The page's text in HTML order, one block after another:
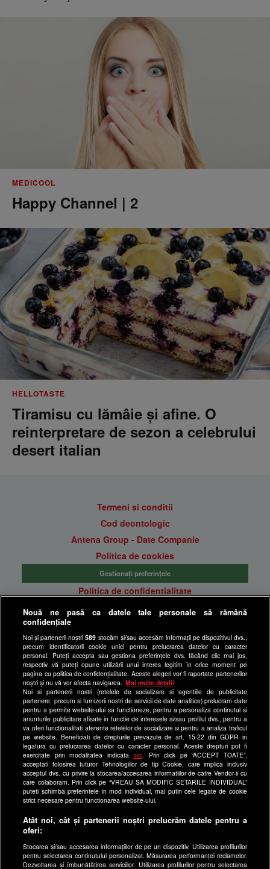
MEDICOOL
Happy Channel | 2
HELLOTASTE
Tiramisu cu lămâie și afine. O
reinterpretare de sezon a celebrului
desert italian
Termeni si conditii
Cod deontologic
Antena Group - Date Companie
Politica de cookies
Gestionați preferințele
Politica de confidentialitate
Anunturi gratuite pe Lajumate.ro
Program Happy Channel
Echipa editorială
Site-uri Antena Group
a1.ro
antenastars.ro
as.ro
catine.ro
chefi.ro
deparinti.ro
medicool.ro
spynews.ro
useit.ro
retetefeldefel.ro
Nouă ne pasă ca datele tale personale să rămână
confidențiale
Noi și partenerii noștri589 stocăm și/sau accesăm informații pe dispozitivul dvs.,
precum identificatorii cookie unici pentru prelucrarea datelor cu caracter
personal. Puteți accepta sau gestiona preferințele dvs. făcând clic mai jos,
respectiv vă puteți opune utilizării unui interes legitim în orice moment pe
pagina cu politica de confidențialitate. Aceste alegeri vor fi raportate partenerilor
noștri și nu vă vor afecta navigarea.
Mai multe detalii
Noi si partenerii nostri (retelele de socializare si agentiile de publicitate
partenere, precum si furnizorii nostri de servicii de date analitice) prelucram date
pentru a permite website-ului sa functioneze, pentru a personaliza continutul si
anunturile publicitare afisate in functie de interesele si/sau profilul dvs., pentru a
va oferi functionalitati aferente retelelor de socializare si pentru a analiza traficul
pe website. Beneficiati de drepturile prevazute de art. 15-22 din GDPR in
legatura cu prelucrarea datelor cu caracter personal. Aceste drepturi pot fi
exercitate prin modalitatea indicataaici . Prin click pe “ACCEPT TOATE”,
acceptati folosirea tuturor Tehnologiilor de tip Cookie, care implica inclusiv
acceptul dvs. cu privire la stocarea/accesarea informatiilor de catre Vendor-ii cu
care colaboram. Prin click pe “VREAU SA MODIFIC SETARILE INDIVIDUAL”
puteti schimba preferintele in mod individual, mai putin cele legate de cookie
strict necesare pentru functionarea website-ului.
Atât noi, cât și partenerii noștri prelucrăm datele pentru a
oferi:
Stocarea și/sau accesarea informațiilor de pe un dispozitiv. Utilizarea profilurilor
pentru selectarea conținutului personalizat. Măsurarea performanței reclamelor.
Dezvoltarea și îmbunătățirea serviciilor. Utilizarea profilurilor pentru selectarea